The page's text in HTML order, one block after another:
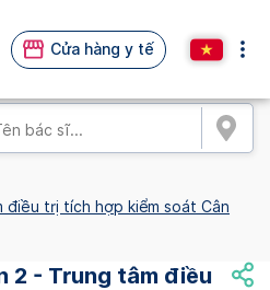
Cửa hàng y tế
điều trị tích hợp kiểm soát Cân
2 - Trung tâm điều